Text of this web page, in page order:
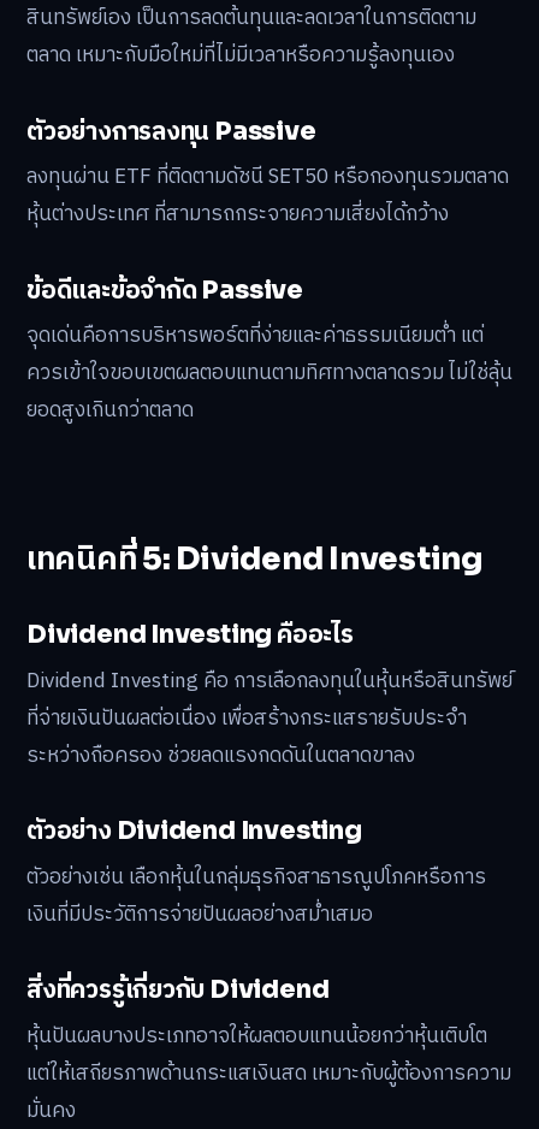
สินทรัพย์เอง เป็นการลดต้นทุนและลดเวลาในการติดตาม
ตลาด เหมาะกับมือใหม่ที่ไม่มีเวลาหรือความรู้ลงทุนเอง
ตัวอย่างการลงทุน Passive
ลงทุนผ่าน ETF ที่ติดตามดัชนี SET50 หรือกองทุนรวมตลาด
หุ้นต่างประเทศ ที่สามารถกระจายความเสี่ยงได้กว้าง
ข้อดีและข้อจำกัด Passive
จุดเด่นคือการบริหารพอร์ตที่ง่ายและค่าธรรมเนียมต่ำ แต่
ควรเข้าใจขอบเขตผลตอบแทนตามทิศทางตลาดรวม ไม่ใช่ลุ้น
ยอดสูงเกินกว่าตลาด
เทคนิคที่ 5: Dividend Investing
Dividend Investing คืออะไร
Dividend Investing คือ การเลือกลงทุนในหุ้นหรือสินทรัพย์
ที่จ่ายเงินปันผลต่อเนื่อง เพื่อสร้างกระแสรายรับประจำ
ระหว่างถือครอง ช่วยลดแรงกดดันในตลาดขาลง
ตัวอย่าง Dividend Investing
ตัวอย่างเช่น เลือกหุ้นในกลุ่มธุรกิจสาธารณูปโภคหรือการ
เงินที่มีประวัติการจ่ายปันผลอย่างสม่ำเสมอ
สิ่งที่ควรรู้เกี่ยวกับ Dividend
หุ้นปันผลบางประเภทอาจให้ผลตอบแทนน้อยกว่าหุ้นเติบโต
แต่ให้เสถียรภาพด้านกระแสเงินสด เหมาะกับผู้ต้องการความ
มั่นคง